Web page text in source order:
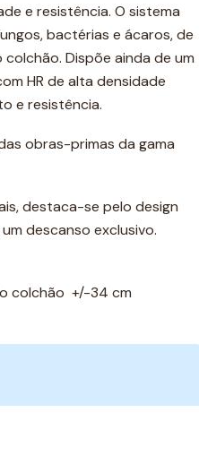
e resistência. O sistema
bactérias e ácaros, de
Dispõe ainda de um
HR de alta densidade
e resistência.
obras-primas da gama
destaca-se pelo design
descanso exclusivo.
colchão +/-34 cm